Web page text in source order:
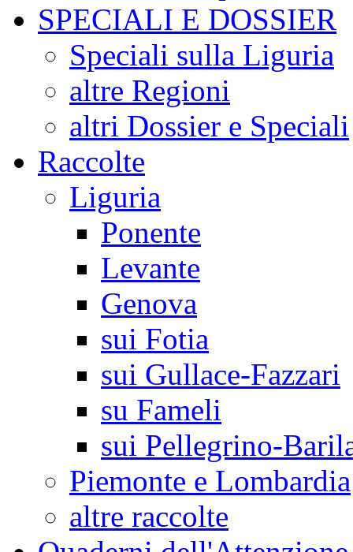
SPECIALI E DOSSIER
Speciali sulla Liguria
altre Regioni
altri Dossier e Speciali
Raccolte
Liguria
Ponente
Levante
Genova
sui Fotia
sui Gullace-Fazzari
su Fameli
sui Pellegrino-
Piemonte e Lombardia
altre raccolte